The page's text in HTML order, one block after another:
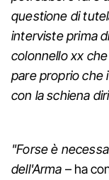
questione di
interviste prima
colonnello xx
pare proprio che
con la schiena
"Forse è
dell'Arma – ha